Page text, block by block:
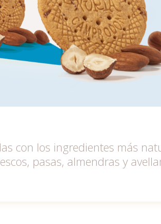
con los ingredientes más
pasas, almendras y